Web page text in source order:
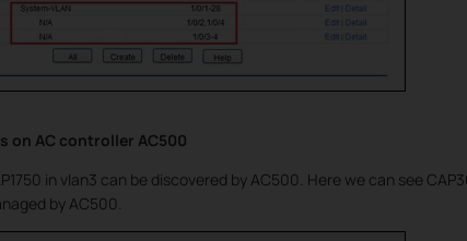
on AC controller AC500
in vlan3 can be discovered by AC500. Here we can see
by AC500.